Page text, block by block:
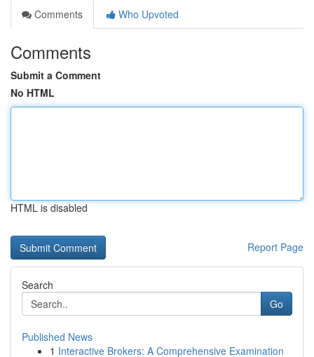
Comments
Who Upvoted
Comments
Submit a Comment
No HTML
HTML is disabled
Report Page
Search
Go
Published News
1 Interactive Brokers: A Comprehensive Examination